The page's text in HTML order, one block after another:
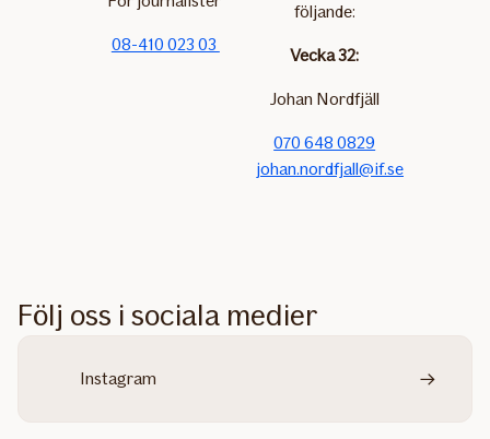
08-410 023 03
följande:
Vecka 32:
Johan Nordfjäll
070 648 0829
johan.nordfjall@if.se
Följ oss i sociala medier
Instagram